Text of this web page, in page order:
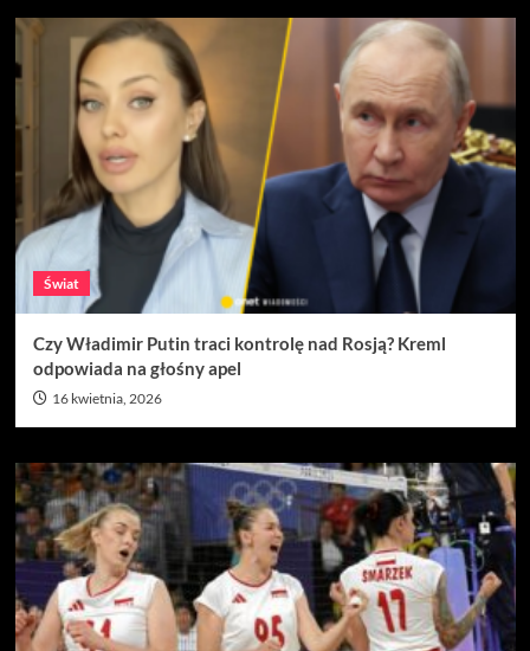
Świat
Czy Władimir Putin traci kontrolę nad Rosją? Kreml
odpowiada na głośny apel
16 kwietnia, 2026